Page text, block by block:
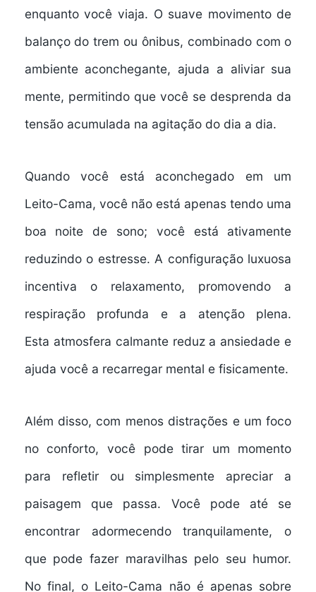
enquanto você viaja. O suave movimento de
balanço do trem ou ônibus, combinado com o
ambiente aconchegante, ajuda a aliviar sua
mente, permitindo que você se desprenda da
tensão acumulada na agitação do dia a dia.
Quando você está aconchegado em um
Leito-Cama, você não está apenas tendo uma
boa noite de sono; você está ativamente
reduzindo o estresse. A configuração luxuosa
incentiva o relaxamento, promovendo a
respiração profunda e a atenção plena.
Esta atmosfera calmantereduz a ansiedade e
ajuda você a recarregar mental e fisicamente.
Além disso, com menos distrações e um foco
no conforto, você pode tirar um momento
para refletir ou simplesmente apreciar a
paisagem que passa. Você pode até se
encontrar adormecendo tranquilamente, o
que pode fazer maravilhas pelo seu humor.
No final, o Leito-Cama não é apenas sobre